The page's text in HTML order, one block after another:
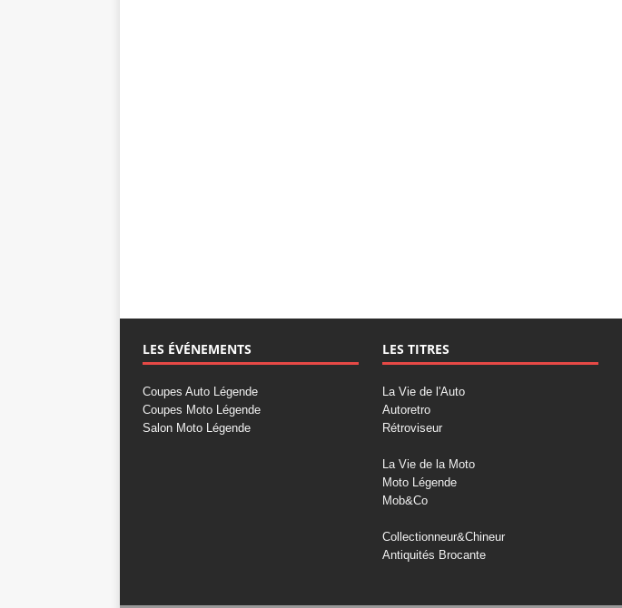
LES ÉVÉNEMENTS
Coupes Auto Légende
Coupes Moto Légende
Salon Moto Légende
LES TITRES
La Vie de l'Auto
Autoretro
Rétroviseur
La Vie de la Moto
Moto Légende
Mob&Co
Collectionneur&Chineur
Antiquités Brocante